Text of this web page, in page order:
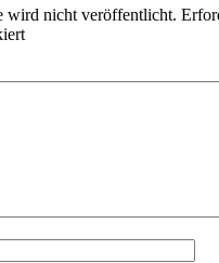
wird nicht veröffentlicht.